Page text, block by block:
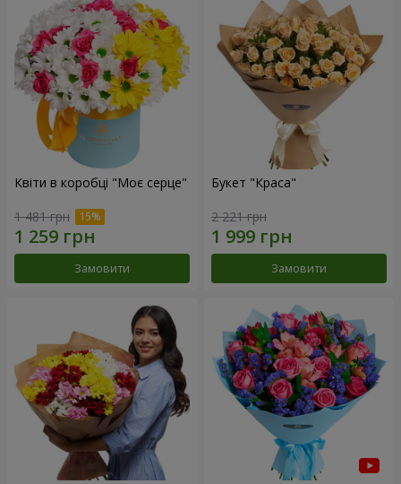
Квіти в коробці "Моє серце"
1 481 грн
Замовити
Букет "Краса"
2 221 грн
Замовити